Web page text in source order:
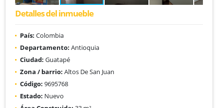
Detalles del inmueble
País: Colombia
Departamento: Antioquia
Ciudad: Guatapé
Zona / barrio: Altos De San Juan
Código: 9695768
Estado: Nuevo